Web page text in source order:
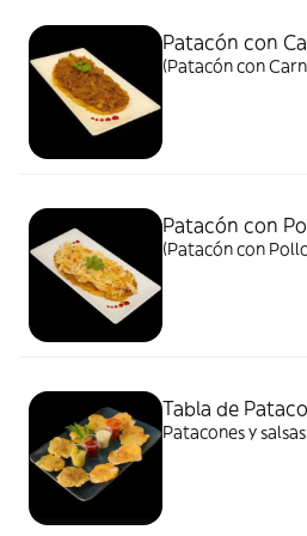
Patacón con
(Patacón con
Patacón con
(Patacón con
Tabla de
Patacones y salsas